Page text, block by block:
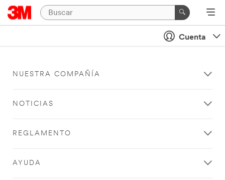
Cuenta
NUESTRA COMPAÑÍA
NOTICIAS
REGLAMENTO
AYUDA